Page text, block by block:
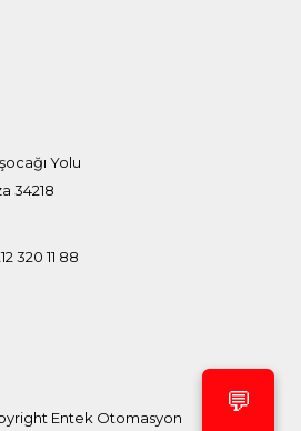
Yolu
34218
320 11 88
Entek Otomasyon
💬